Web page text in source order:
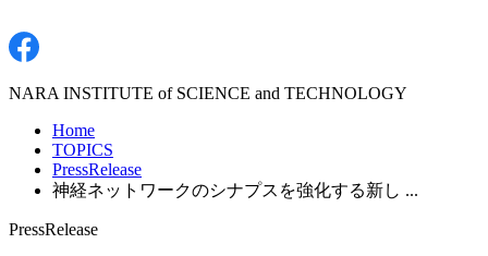
NARA INSTITUTE of SCIENCE and TECHNOLOGY
Home
TOPICS
PressRelease
神経ネットワークのシナプスを強化する新し ...
PressRelease